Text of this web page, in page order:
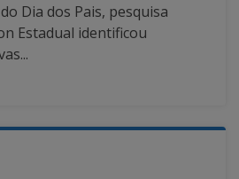
Dia dos Pais, pesquisa
Estadual identificou